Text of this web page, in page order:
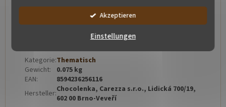
Akzeptieren
Einstellungen
Unsere Schokolade ist frei von Gluten und zugesetzten
Fetten
Zusätzliche Parameter
Kategorie:Thematisch
Gewicht:
0.075 kg
EAN:
8594236256116
Hersteller:Chocolenka, Carezza s.r.o., Lidická 700/19,
602 00 Brno-Veveří